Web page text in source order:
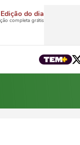
Edição do dia
completa grátis